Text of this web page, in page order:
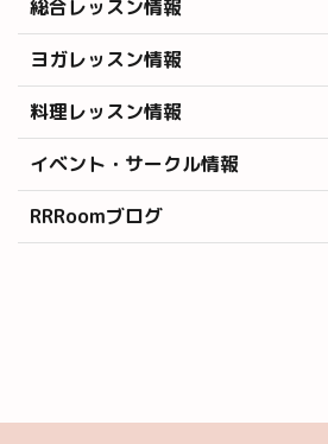
総合レッスン情報
ヨガレッスン情報
料理レッスン情報
イベント・サークル情報
RRRoomブログ